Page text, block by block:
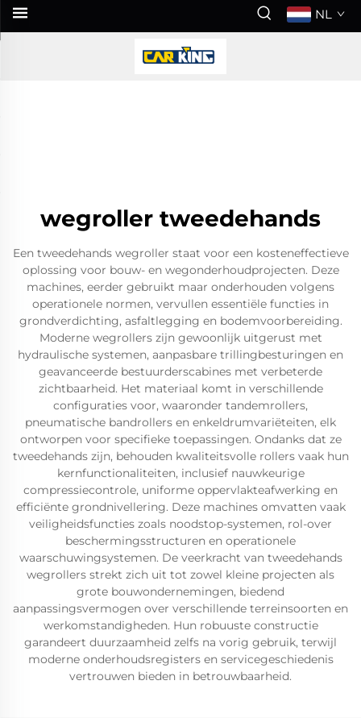
NL
wegroller tweedehands
Een tweedehands wegroller staat voor een kosteneffectieve
oplossing voor bouw- en wegonderhoudprojecten. Deze
machines, eerder gebruikt maar onderhouden volgens
operationele normen, vervullen essentiële functies in
grondverdichting, asfaltlegging en bodemvoorbereiding.
Moderne wegrollers zijn gewoonlijk uitgerust met
hydraulische systemen, aanpasbare trillingbesturingen en
geavanceerde bestuurderscabines met verbeterde
zichtbaarheid. Het materiaal komt in verschillende
configuraties voor, waaronder tandemrollers,
pneumatische bandrollers en enkeldrumvariëteiten, elk
ontworpen voor specifieke toepassingen. Ondanks dat ze
tweedehands zijn, behouden kwaliteitsvolle rollers vaak hun
kernfunctionaliteiten, inclusief nauwkeurige
compressiecontrole, uniforme oppervlakteafwerking en
efficiënte grondnivellering. Deze machines omvatten vaak
veiligheidsfuncties zoals noodstop-systemen, rol-over
beschermingsstructuren en operationele
waarschuwingsystemen. De veerkracht van tweedehands
wegrollers strekt zich uit tot zowel kleine projecten als
grote bouwondernemingen, biedend
aanpassingsvermogen over verschillende terreinsoorten en
werkomstandigheden. Hun robuuste constructie
garandeert duurzaamheid zelfs na vorig gebruik, terwijl
moderne onderhoudsregisters en servicegeschiedenis
vertrouwen bieden in betrouwbaarheid.